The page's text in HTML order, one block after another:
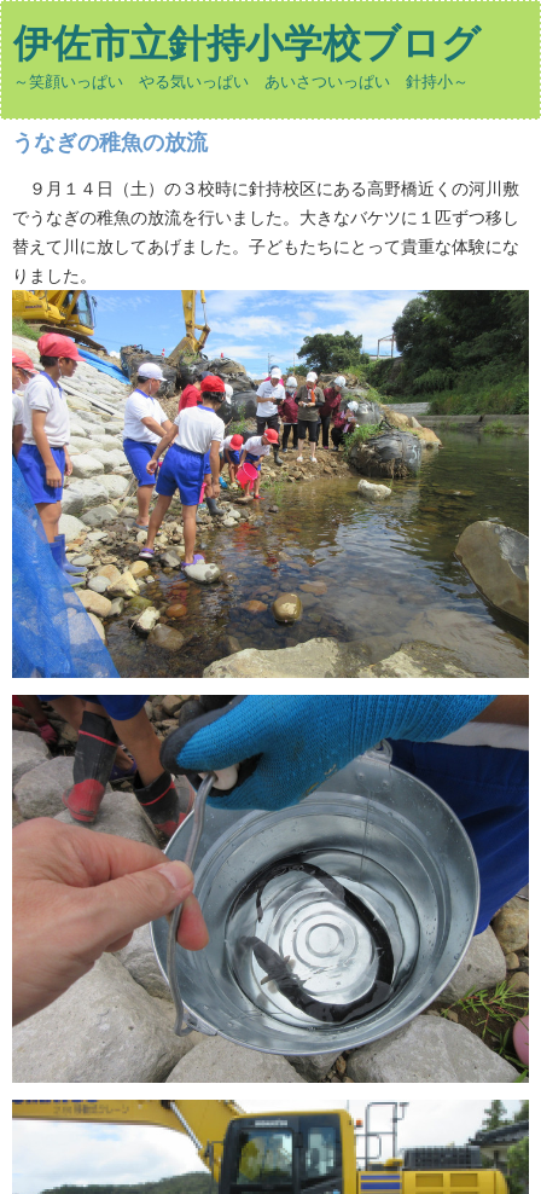
伊佐市立針持小学校ブログ
～笑顔いっぱい やる気いっぱい あいさついっぱい 針持小～
うなぎの稚魚の放流
９月１４日（土）の３校時に針持校区にある高野橋近くの河川敷
でうなぎの稚魚の放流を行いました。大きなバケツに１匹ずつ移し
替えて川に放してあげました。子どもたちにとって貴重な体験にな
りました。